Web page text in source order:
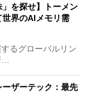
」を探せ】トーメン
界のAIメモリ需
るグローバルリン
…
ーザーテック：最先